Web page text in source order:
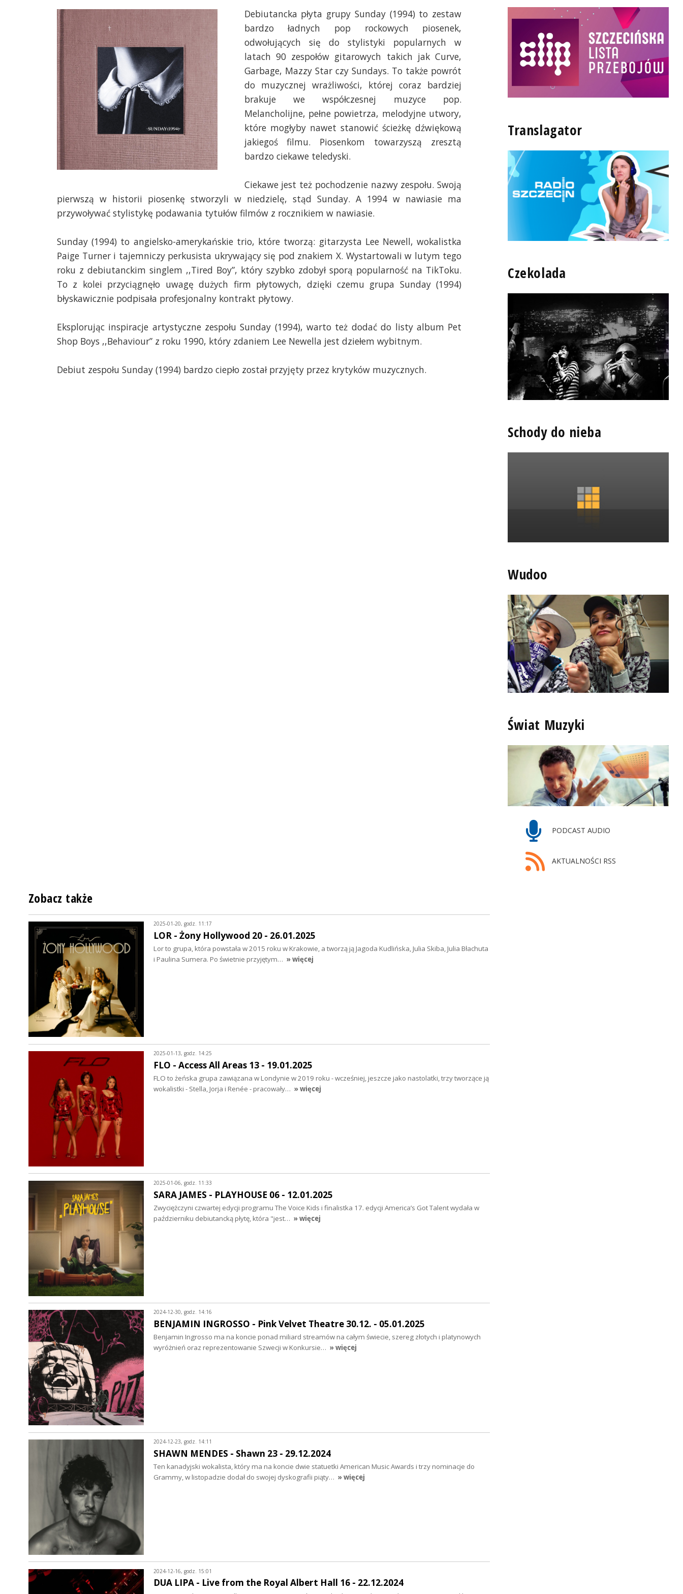
Debiutancka płyta grupy Sunday (1994) to zestaw
bardzo ładnych pop rockowych piosenek,
odwołujących się do stylistyki popularnych w
latach 90 zespołów gitarowych takich jak Curve,
Garbage, Mazzy Star czy Sundays. To także powrót
do muzycznej wrażliwości, której coraz bardziej
brakuje we współczesnej muzyce pop.
Melancholijne, pełne powietrza, melodyjne utwory,
które mogłyby nawet stanowić ścieżkę dźwiękową
jakiegoś filmu. Piosenkom towarzyszą zresztą
bardzo ciekawe teledyski.
Ciekawe jest też pochodzenie nazwy zespołu. Swoją
pierwszą w historii piosenkę stworzyli w niedzielę, stąd Sunday. A 1994 w nawiasie ma
przywoływać stylistykę podawania tytułów filmów z rocznikiem w nawiasie.
Sunday (1994) to angielsko-amerykańskie trio, które tworzą: gitarzysta Lee Newell, wokalistka
Paige Turner i tajemniczy perkusista ukrywający się pod znakiem X. Wystartowali w lutym tego
roku z debiutanckim singlem ,,Tired Boy”, który szybko zdobył sporą popularność na TikToku.
To z kolei przyciągnęło uwagę dużych firm płytowych, dzięki czemu grupa Sunday (1994)
błyskawicznie podpisała profesjonalny kontrakt płytowy.
Eksplorując inspiracje artystyczne zespołu Sunday (1994), warto też dodać do listy album Pet
Shop Boys ,,Behaviour” z roku 1990, który zdaniem Lee Newella jest dziełem wybitnym.
Debiut zespołu Sunday (1994) bardzo ciepło został przyjęty przez krytyków muzycznych.
Translagator
Czekolada
Schody do nieba
Wudoo
Świat Muzyki
PODCAST AUDIO
AKTUALNOŚCI RSS
Zobacz także
2025-01-20, godz. 11:17
LOR - Żony Hollywood 20 - 26.01.2025
Lor to grupa, która powstała w 2015 roku w Krakowie, a tworzą ją Jagoda Kudlińska, Julia Skiba, Julia Błachuta
i Paulina Sumera. Po świetnie przyjętym… » więcej
2025-01-13, godz. 14:25
FLO - Access All Areas 13 - 19.01.2025
FLO to żeńska grupa zawiązana w Londynie w 2019 roku - wcześniej, jeszcze jako nastolatki, trzy tworzące ją
wokalistki - Stella, Jorja i Renée - pracowały… » więcej
2025-01-06, godz. 11:33
SARA JAMES - PLAYHOUSE 06 - 12.01.2025
Zwyciężczyni czwartej edycji programu The Voice Kids i finalistka 17. edycji America’s Got Talent wydała w
październiku debiutancką płytę, która "jest… » więcej
2024-12-30, godz. 14:16
BENJAMIN INGROSSO - Pink Velvet Theatre 30.12. - 05.01.2025
Benjamin Ingrosso ma na koncie ponad miliard streamów na całym świecie, szereg złotych i platynowych
wyróżnień oraz reprezentowanie Szwecji w Konkursie… » więcej
2024-12-23, godz. 14:11
SHAWN MENDES - Shawn 23 - 29.12.2024
Ten kanadyjski wokalista, który ma na koncie dwie statuetki American Music Awards i trzy nominacje do
Grammy, w listopadzie dodał do swojej dyskografii piąty… » więcej
2024-12-16, godz. 15:01
DUA LIPA - Live from the Royal Albert Hall 16 - 22.12.2024